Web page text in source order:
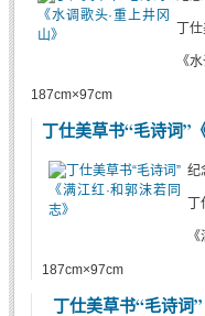
丁
《
187cm×97cm
丁仕美草书“毛诗词”
纪
187cm×97cm
丁仕美草书“毛诗词”